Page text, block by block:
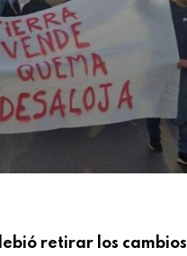
retirar los cambios